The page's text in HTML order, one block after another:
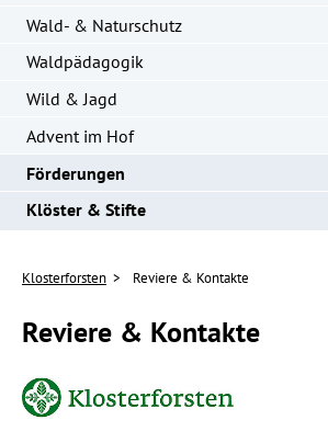
Wald- & Naturschutz
Waldpädagogik
Wild & Jagd
Advent im Hof
Förderungen
Klöster & Stifte
Klosterforsten Reviere & Kontakte
Reviere & Kontakte